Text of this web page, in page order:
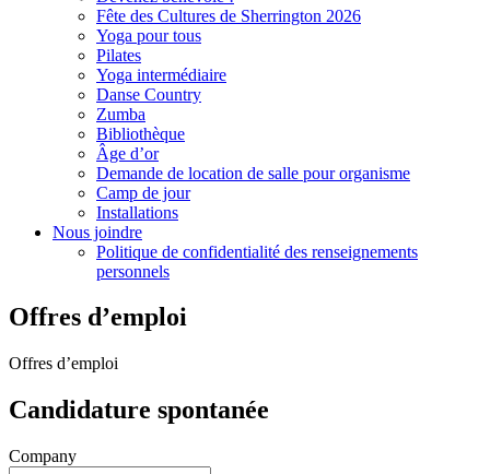
Fête des Cultures de Sherrington 2026
Yoga pour tous
Pilates
Yoga intermédiaire
Danse Country
Zumba
Bibliothèque
Âge d’or
Demande de location de salle pour organisme
Camp de jour
Installations
Nous joindre
Politique de confidentialité des renseignements
personnels
Offres d’emploi
Offres d’emploi
Candidature spontanée
Company